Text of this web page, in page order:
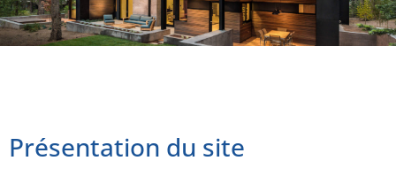
Présentation du site